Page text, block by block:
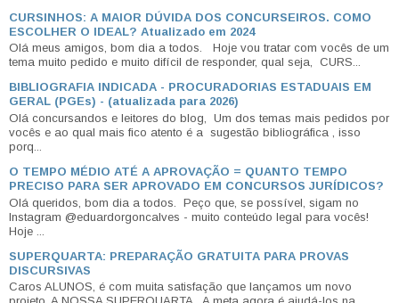
CURSINHOS: A MAIOR DÚVIDA DOS CONCURSEIROS. COMO
ESCOLHER O IDEAL? Atualizado em 2024
Olá meus amigos, bom dia a todos. Hoje vou tratar com vocês de um
tema muito pedido e muito difícil de responder, qual seja, CURS...
BIBLIOGRAFIA INDICADA - PROCURADORIAS ESTADUAIS EM
GERAL (PGEs) - (atualizada para 2026)
Olá concursandos e leitores do blog, Um dos temas mais pedidos por
vocês e ao qual mais fico atento é a sugestão bibliográfica , isso
porq...
O TEMPO MÉDIO ATÉ A APROVAÇÃO = QUANTO TEMPO
PRECISO PARA SER APROVADO EM CONCURSOS JURÍDICOS?
Olá queridos, bom dia a todos. Peço que, se possível, sigam no
Instagram @eduardorgoncalves - muito conteúdo legal para vocês!
Hoje ...
SUPERQUARTA: PREPARAÇÃO GRATUITA PARA PROVAS
DISCURSIVAS
Caros ALUNOS, é com muita satisfação que lançamos um novo